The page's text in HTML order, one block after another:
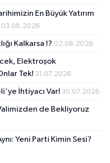
En Büyük Yatırım
03.08.2026
Kalkarsa !? 02.08.2026
Elektroşok
Tek! 31.07.2026
İhtiyacı Var! 30.07.2026
de Bekliyoruz
Yeni Parti Kimin Sesi?